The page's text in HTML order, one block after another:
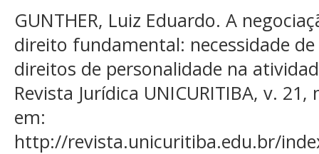
GUNTHER, Luiz Eduardo. A
direito fundamental: necessidade
direitos de personalidade na
Revista Jurídica UNICURITIBA, v.
em:
http://revista.unicuritiba.edu.br/